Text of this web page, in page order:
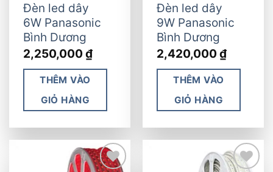
Đèn led dây
6W Panasonic
Bình Dương
2,250,000 ₫
THÊM VÀO
GIỎ HÀNG
Đèn led dây
9W Panasonic
Bình Dương
2,420,000 ₫
THÊM VÀO
GIỎ HÀNG